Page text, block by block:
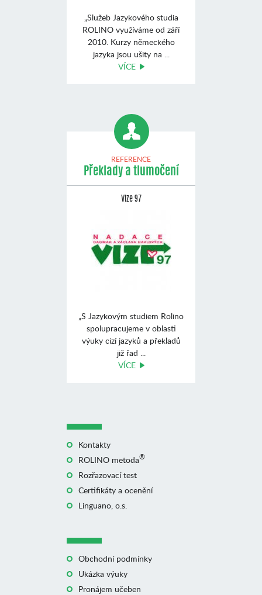
„Služeb Jazykového studia
ROLINO využíváme od září
2010. Kurzy německého
jazyka jsou ušity na ...
VÍCE
REFERENCE
Překlady a tlumočení
Vize 97
„S Jazykovým studiem Rolino
spolupracujeme v oblasti
výuky cizí jazyků a překladů
již řad ...
VÍCE
Kontakty
ROLINO metoda®
Rozřazovací test
Certifikáty a ocenění
Linguano, o.s.
Obchodní podmínky
Ukázka výuky
Pronájem učeben